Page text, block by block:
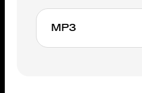
AJOUTER
MP3